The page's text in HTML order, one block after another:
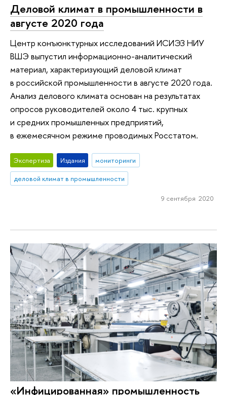
Деловой климат в промышленности в
августе 2020 года
Центр конъюнктурных исследований ИСИЭЗ НИУ
ВШЭ выпустил информационно-аналитический
материал, характеризующий деловой климат
в российской промышленности в августе 2020 года.
Анализ делового климата основан на результатах
опросов руководителей около 4 тыс. крупных
и средних промышленных предприятий,
в ежемесячном режиме проводимых Росстатом.
Экспертиза Издания
мониторинги
деловой климат в промышленности
9 сентября 2020
«Инфицированная» промышленность